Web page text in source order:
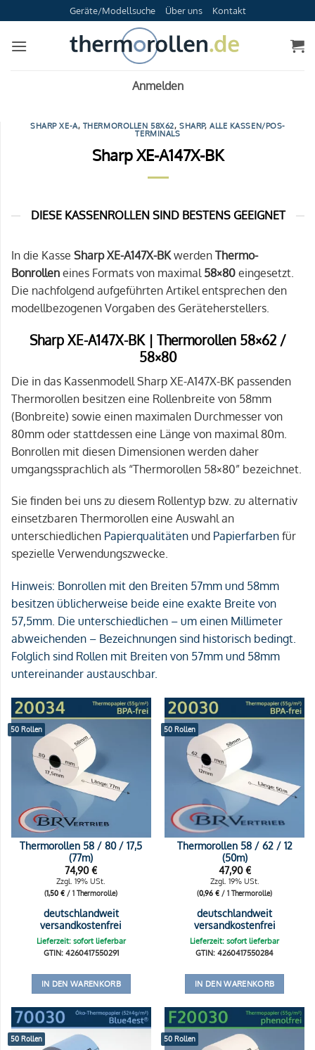
Inhalt
springen
Geräte/Modellsuche Über uns Kontakt
Anmelden
SHARP XE-A, THERMOROLLEN 58X62,SHARP, ALLE KASSEN/POS-
TERMINALS
Sharp XE-A147X-BK
DIESE KASSENROLLEN SIND BESTENS GEEIGNET
In die Kasse Sharp XE-A147X-BKwerden Thermo-
Bonrollen eines Formats von maximal 58×80 eingesetzt.
Die nachfolgend aufgeführten Artikel entsprechen den
modellbezogenen Vorgaben des Geräteherstellers.
Sharp XE-A147X-BK | Thermorollen 58×62 /
58×80
Die in das Kassenmodell Sharp XE-A147X-BK passenden
Thermorollen besitzen eine Rollenbreite von 58mm
(Bonbreite) sowie einen maximalen Durchmesser von
80mm oder stattdessen eine Länge von maximal 80m.
Bonrollen mit diesen Dimensionen werden daher
umgangssprachlich als “Thermorollen 58×80” bezeichnet.
Sie finden bei uns zu diesem Rollentyp bzw. zu alternativ
einsetzbaren Thermorollen eine Auswahl an
unterschiedlichen Papierqualitäten und Papierfarben für
spezielle Verwendungszwecke.
Hinweis: Bonrollen mit den Breiten 57mm und 58mm
besitzen üblicherweise beide eine exakte Breite von
57,5mm. Die unterschiedlichen – um einen Millimeter
abweichenden – Bezeichnungen sind historisch bedingt.
Folglich sind Rollen mit Breiten von 57mm und 58mm
untereinander austauschbar.
50 Rollen
Thermorollen 58 / 80 / 17,5
(77m)
74,90€
Zzgl. 19% USt.
(1,50€ / 1 Thermorolle)
deutschlandweit
versandkostenfrei
Lieferzeit: sofort lieferbar
GTIN: 4260417550291
IN DEN WARENKORB
50 Rollen
Thermorollen 58 / 62 / 12
(50m)
47,90€
Zzgl. 19% USt.
(0,96€ / 1 Thermorolle)
deutschlandweit
versandkostenfrei
Lieferzeit: sofort lieferbar
GTIN: 4260417550284
IN DEN WARENKORB
50 Rollen 50 Rollen